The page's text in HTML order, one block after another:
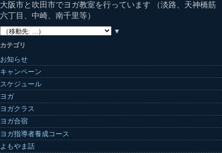
大阪市と吹田市でヨガ教室を行っています （淡路、天神橋筋
六丁目、中崎、南千里等）
▼
カテゴリ
お知らせ
キャンペーン
スケジュール
ヨガ
ヨガクラス
ヨガ合宿
ヨガ指導者養成コース
よもやま話